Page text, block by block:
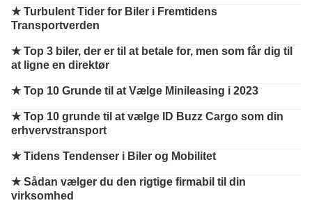
★Turbulent Tider for Biler i Fremtidens
Transportverden
★Top 3 biler, der er til at betale for, men som får dig til
at ligne en direktør
★Top 10 Grunde til at Vælge Minileasing i 2023
★Top 10 grunde til at vælge ID Buzz Cargo som din
erhvervstransport
★Tidens Tendenser i Biler og Mobilitet
★Sådan vælger du den rigtige firmabil til din
virksomhed